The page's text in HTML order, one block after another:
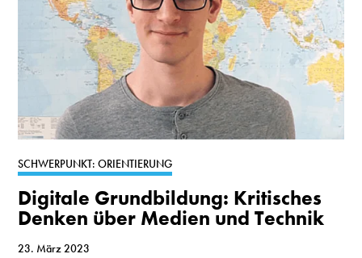
SCHWERPUNKT: ORIENTIERUNG
Digitale Grundbildung: Kritisches
Denken über Medien und Technik
23. März 2023